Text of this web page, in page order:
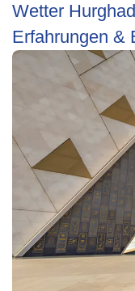
Wetter
Erfahrungen &